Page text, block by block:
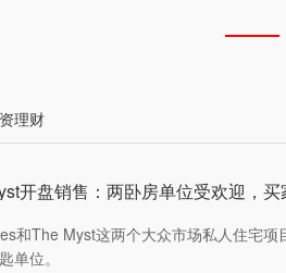
理财
开盘销售：两卧房单位受欢迎，
和The Myst这两个大众市场私人住宅
单位。